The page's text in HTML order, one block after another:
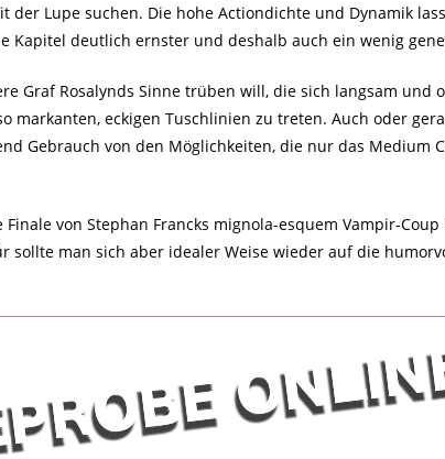
Lupe suchen. Die hohe Actiondichte und Dynamik
Kapitel deutlich ernster und deshalb auch ein wenig
Graf Rosalynds Sinne trüben will, die sich langsam und
markanten, eckigen Tuschlinien zu treten. Auch oder
Gebrauch von den Möglichkeiten, die nur das Medium
von Stephan Francks mignola-esquem Vampir-
man sich aber idealer Weise wieder auf die